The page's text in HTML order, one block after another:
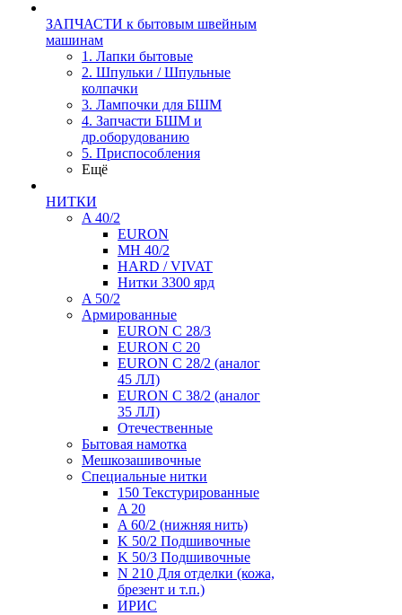
ЗАПЧАСТИ к бытовым швейным
машинам
1. Лапки бытовые
2. Шпульки / Шпульные
колпачки
3. Лампочки для БШМ
4. Запчасти БШМ и
др.оборудованию
5. Приспособления
Ещё
НИТКИ
A 40/2
EURON
MH 40/2
HARD / VIVAT
Нитки 3300 ярд
A 50/2
Армированные
EURON C 28/3
EURON C 20
EURON C 28/2 (аналог
45 ЛЛ)
EURON C 38/2 (аналог
35 ЛЛ)
Отечественные
Бытовая намотка
Мешкозашивочные
Специальные нитки
150 Текстурированные
A 20
A 60/2 (нижняя нить)
K 50/2 Подшивочные
K 50/3 Подшивочные
N 210 Для отделки (кожа,
брезент и т.п.)
ИРИС